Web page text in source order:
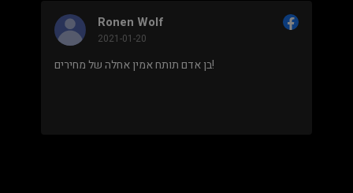
Ronen Wolf
2021-01-20
בן אדם תותח אמין אחלה של מחירים!